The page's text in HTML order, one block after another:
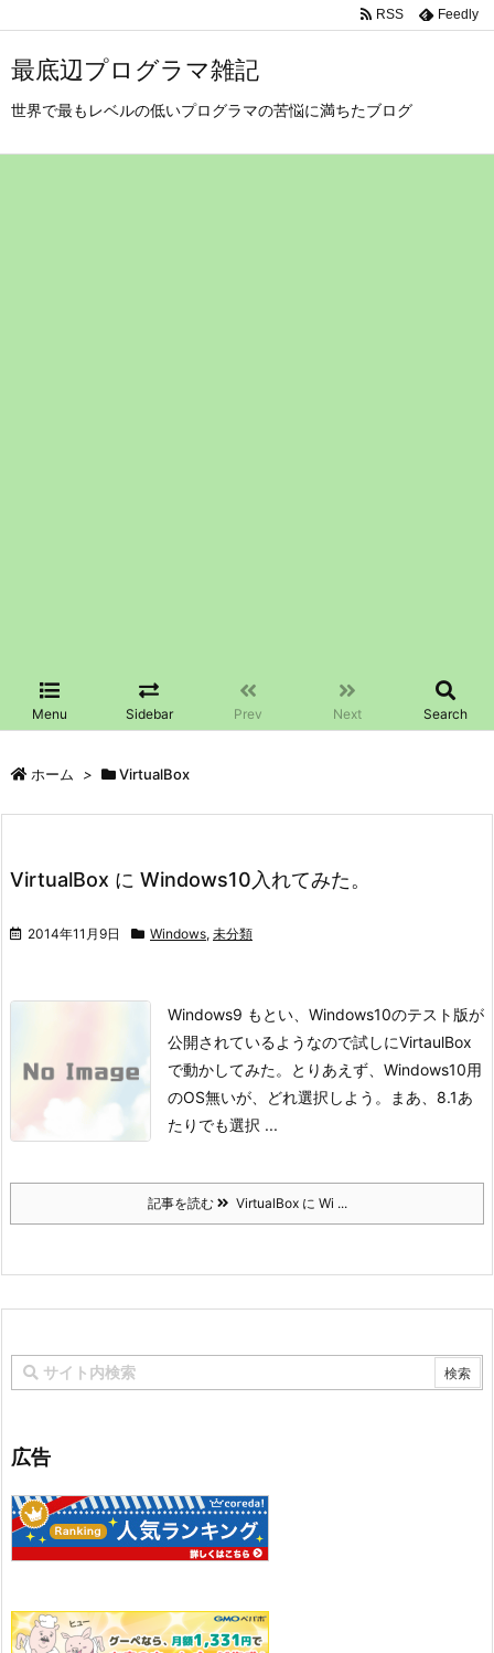
最底辺プログラマ雑記
世界で最もレベルの低いプログラマの苦悩に満ちたブログ
Menu Sidebar Prev Next Search
RSS Feedly
ホーム > VirtualBox
VirtualBox に Windows10入れてみた。
2014年11月9日 Windows, 未分類
Windows9 もとい、Windows10のテスト版が
公開されているようなので試しにVirtaulBox
で動かしてみた。
とりあえず、Windows10用
のOS無いが、どれ選択しよう。
まあ、8.1あ
たりでも選択 ...
記事を読む VirtualBox に Wi ...
広告